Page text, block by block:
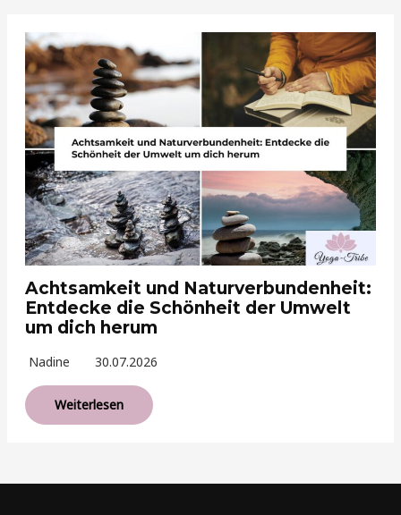
Achtsamkeit und Naturverbundenheit:
Entdecke die Schönheit der Umwelt
um dich herum
Nadine 30.07.2026
Weiterlesen